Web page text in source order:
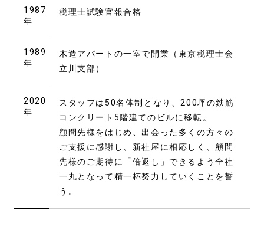
1987
年
税理士試験官報合格
1989
年
木造アパートの一室で開業（東京税理士会
立川支部）
2020
年
スタッフは50名体制となり、200坪の鉄筋
コンクリート5階建てのビルに移転。
顧問先様をはじめ、出会った多くの方々の
ご支援に感謝し、新社屋に相応しく、顧問
先様のご期待に「倍返し」できるよう全社
一丸となって精一杯努力していくことを誓
う。